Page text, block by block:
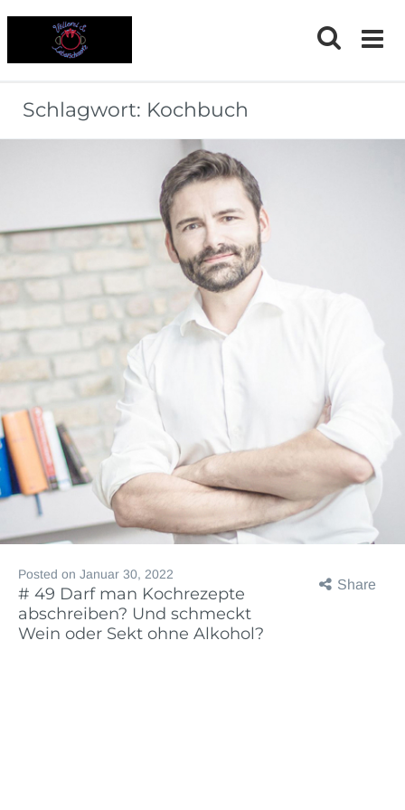
Schlagwort: Kochbuch
Share
Posted on Januar 30, 2022
# 49 Darf man Kochrezepte
abschreiben? Und schmeckt
Wein oder Sekt ohne Alkohol?